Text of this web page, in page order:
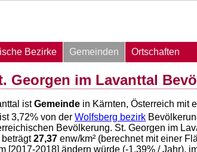
Bezirke Gemeinden
Ortschaften
Georgen im Lavanttal
istGemeinde in Kärnten, Österreich mit
3,72% von der Wolfsberg bezirk
Bevölkerung. St. Georgen im
27,37 enw/km² (berechnet mit einer
[2017-2018] ändern würde (-1,39% / Jahr),